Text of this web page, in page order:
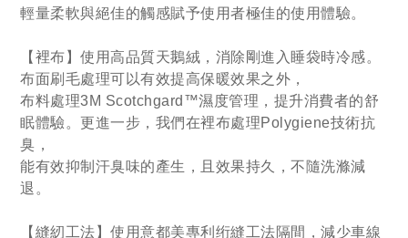
輕量柔軟與絕佳的觸感賦予使用者極佳的使用體驗。
【裡布】使用高品質天鵝絨，消除剛進入睡袋時冷感。
布面刷毛處理可以有效提高保暖效果之外，
布料處理3M Scotchgard™濕度管理，提升消費者的舒
眠體驗。更進一步， 我們在裡布處理Polygiene技術抗
臭，
能有效抑制汗臭味的產生，且效果持久，不隨洗滌減
退。
【縫紉工法】 使用意都美專利绗縫工法隔間，減少車線